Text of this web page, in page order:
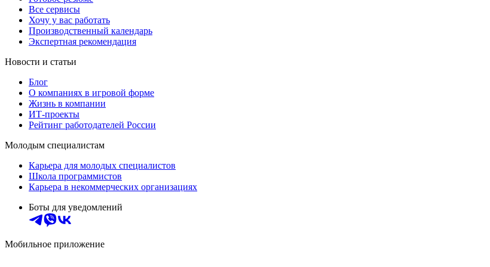
Все сервисы
Хочу у вас работать
Производственный календарь
Экспертная рекомендация
Новости и статьи
Блог
О компаниях в игровой форме
Жизнь в компании
ИТ-проекты
Рейтинг работодателей России
Молодым специалистам
Карьера для молодых специалистов
Школа программистов
Карьера в некоммерческих организациях
Боты для уведомлений
Мобильное приложение